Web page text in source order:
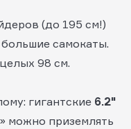
(до 195 см!)
самокаты.
98 см.
гигантские 6.2"
можно приземлять